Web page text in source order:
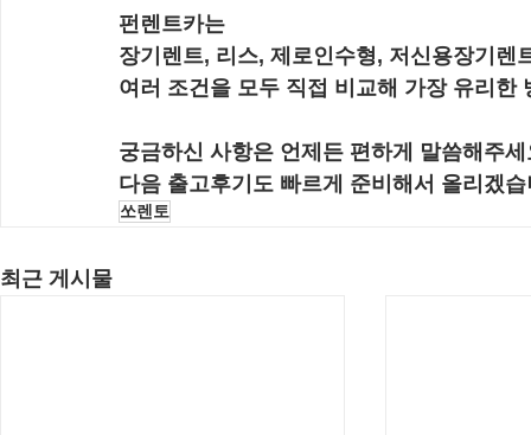
펀렌트카는
장기렌트, 리스, 제로인수형, 저신용장기렌
여러 조건을 모두 직접 비교해 가장 유리한
궁금하신 사항은 언제든 편하게 말씀해주세
다음 출고후기도 빠르게 준비해서 올리겠
쏘렌토
최근 게시물